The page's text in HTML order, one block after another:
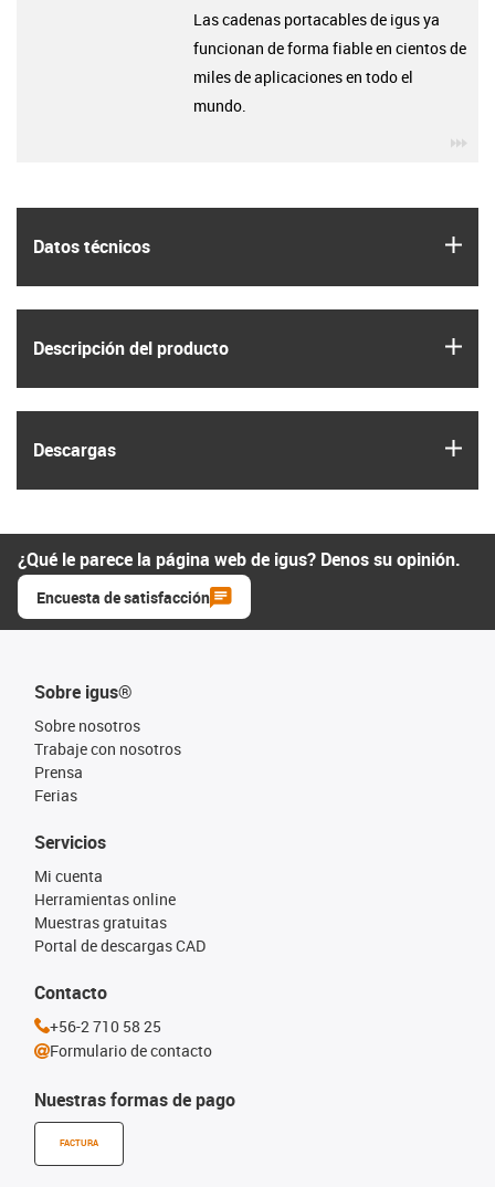
Datos técnicos
Descripción del producto
Descargas
Las cadenas portacables de igus ya
funcionan de forma fiable en cientos de
miles de aplicaciones en todo el
mundo.
¿Qué le parece la página web de igus? Denos su opinión.
Encuesta de satisfacción
Sobre igus®
Sobre nosotros
Trabaje con nosotros
Prensa
Ferias
Nuestras formas de pago
FACTURA
Servicios
Mi cuenta
Herramientas online
Muestras gratuitas
Portal de descargas CAD
Contacto
+56-2 710 58 25
Formulario de contacto